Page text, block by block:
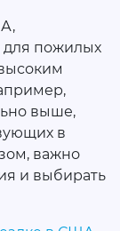
для пожилых
выше,
в
важно
и выбирать